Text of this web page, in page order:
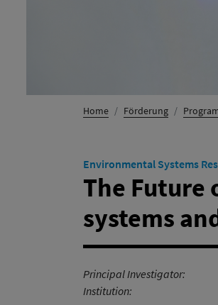
Home Förderung
Environmental Systems
The Future
systems
Principal Investigator:
Institution: